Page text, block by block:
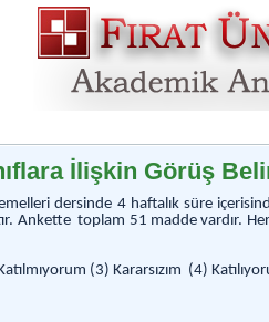
İlişkin Görüş
dersinde 4 haftalık süre
Ankette toplam 51 madde vardır.
(3) Kararsızım (4)